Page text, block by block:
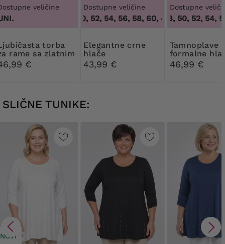
veličine
rame sa zlatnim
€
Dostupne veličine
48, 50, 52, 54, 56, 58, 60,48, 50, 52, 54,
Elegantne crne
hlače
43,99 €
Dostupne
46, 48, 50, 52, 54,
Tamnoplave
formalne
crtu
46,99 €
SLIČNE TUNIKE:
NOVI